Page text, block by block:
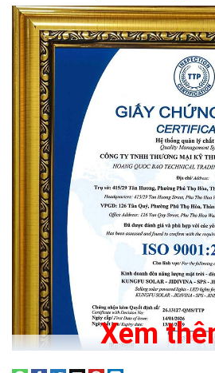
Đèn năng lượng mặt trời
nhiều khách hàng đánh giá
điểm sau:
Không tốn tiền điện mỗi tháng:Đây
có tên là “đèn năng lượng mặt
dụng 100% năng lượng mặt trời,
quý khách hàng không cần chi trả tiền
Độ sáng cực cao:Đèn có công suất
cao, có thể chiếu sáng ở các khu vực
viên…
Độ bền tuyệt đối:Đèn có thiết kế
chuẩn chống bụi và chống nước IP66
ở ngoài trời, không sợ mưa, bão, nắng
Thời gian chiếu sáng lâu:Đèn năng
thể sử dụng liên tục lên đến hơn 16
khách hàng có thể để đèn qua
Xem